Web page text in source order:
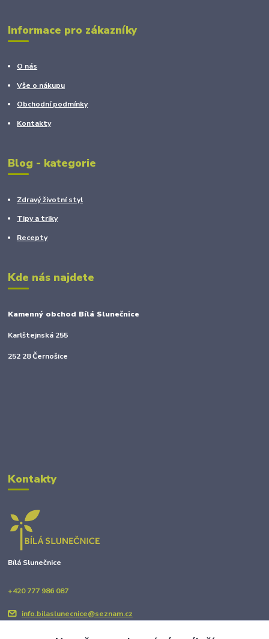
Informace pro zákazníky
O nás
Vše o nákupu
Obchodní podmínky
Kontakty
Blog - kategorie
Zdravý životní styl
Tipy a triky
Recepty
Kde nás najdete
Kamenný obchod Bílá Slunečnice
Karlštejnská 255
252 28 Černošice
Kontakty
Bílá Slunečnice
+420 777 986 087
info.bilaslunecnice@seznam.cz